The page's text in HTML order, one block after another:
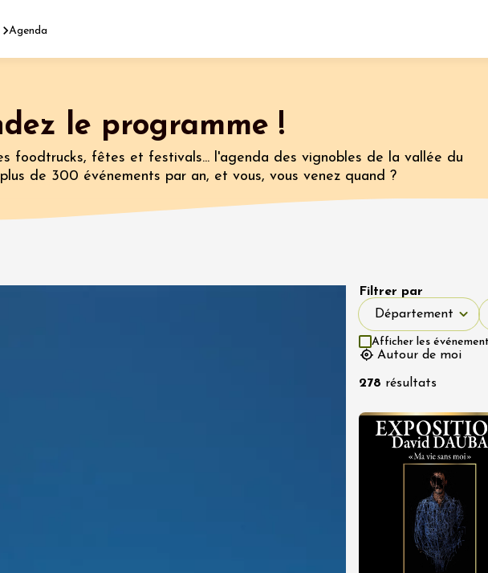
Type d’événement
et plus
Agenda
le programme !
foodtrucks, fêtes et festivals... l'agenda des vignobles de la vallée du
de 300 événements par an, et vous, vous venez quand ?
Autour de moi
Filtrer par
Département
Département
Afficher les
278 résultats